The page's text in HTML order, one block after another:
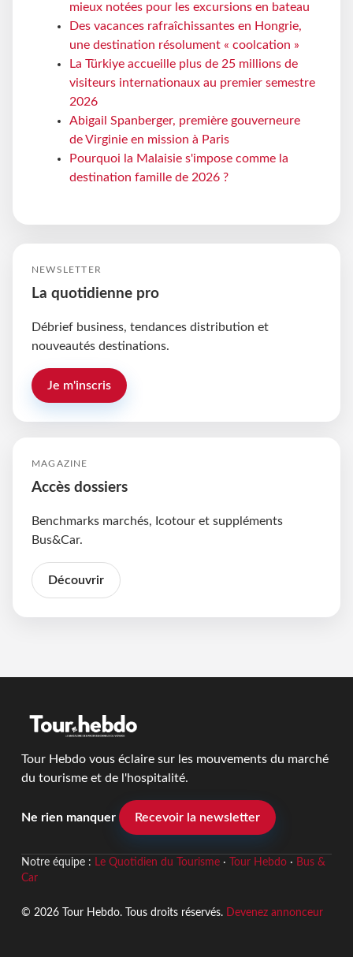
mieux notées pour les excursions en bateau
Des vacances rafraîchissantes en Hongrie,
une destination résolument « coolcation »
La Türkiye accueille plus de 25 millions de
visiteurs internationaux au premier semestre
2026
Abigail Spanberger, première gouverneure
de Virginie en mission à Paris
Pourquoi la Malaisie s'impose comme la
destination famille de 2026 ?
NEWSLETTER
La quotidienne pro
Débrief business, tendances distribution et
nouveautés destinations.
Je m'inscris
MAGAZINE
Accès dossiers
Benchmarks marchés, Icotour et suppléments
Bus&Car.
Découvrir
Tour Hebdo vous éclaire sur les mouvements du marché
du tourisme et de l'hospitalité.
Ne rien manquer Recevoir la newsletter
Notre équipe : Le Quotidien du Tourisme· Tour Hebdo· Bus &
Car
© 2026 Tour Hebdo. Tous droits réservés. Devenez annonceur